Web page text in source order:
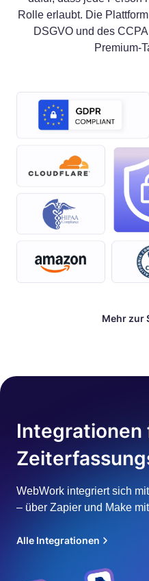
Rolle erlaubt. Die
DSGVO und des
Premium-
Mehr zur
Integrationen
WebWork integriert sich
– über Zapier und Make
Alle Integrationen